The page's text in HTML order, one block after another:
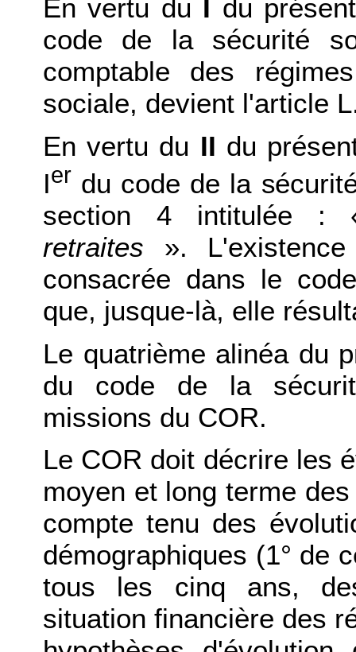
En vertu du
du
code de la sécurité
comptable des
sociale, devient l'article
En vertu du II du
Ier du code de la
section 4 intitulée
retraites ».
consacrée dans le
que, jusque-là, elle
Le quatrième alinéa du
du code de la
missions du COR.
Le COR doit décrire les
moyen et long terme
compte tenu des
démographiques (1° de
tous les cinq ans,
situation financière des